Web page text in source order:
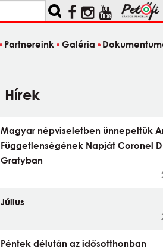
Partnereink Galéria
Hírek
Magyar népviseletben ünnepeltük
Függetlenségének Napját Coronel
Gratyban
Július
Péntek délután az idősotthonban